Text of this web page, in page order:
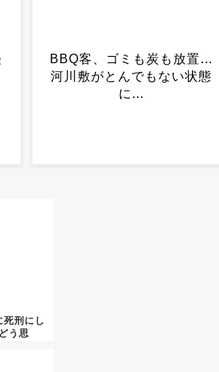
【悲報】サブウェイ民終了
のお知らせ…オリーブ・ピ
クルスが有料になってしま
死刑にし
う思